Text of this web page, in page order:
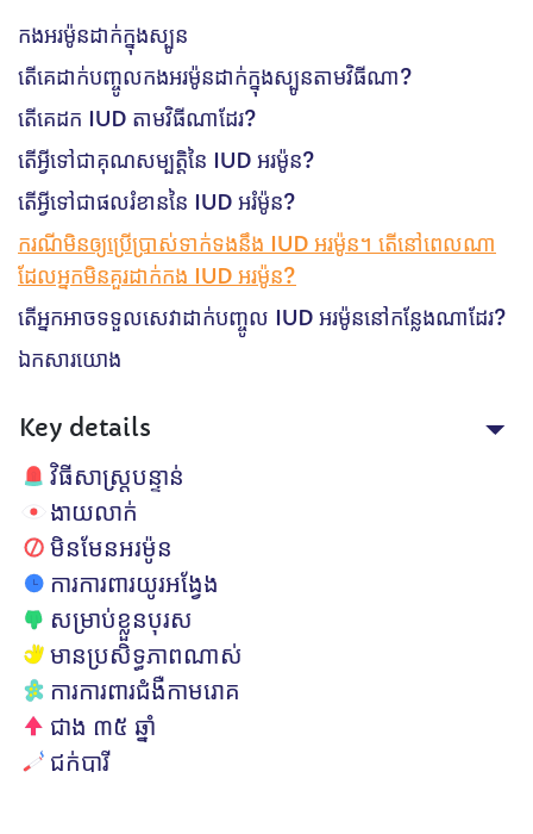
កងអរម៉ូនដាក់ក្នុងស្បូន
តើគេដាក់បញ្ចូលកងអរម៉ូនដាក់ក្នុងស្បូនតាមវិធីណា?
តើគេដក​ IUD តាមវិធីណាដែរ?
តើអ្វីទៅជាគុណសម្បត្តិនៃ IUD អរម៉ូន?
តើអ្វីទៅជាផលរំខាននៃ​ IUD អរំម៉ូន?
ករណីមិនឲ្យប្រើប្រាស់ទាក់ទងនឹង IUD អរម៉ូន។ តើនៅពេលណា
ដែលអ្នកមិនគួរដាក់កង IUD អរម៉ូន?
តើអ្នកអាចទទួលសេវាដាក់បញ្ចូល IUD អរម៉ូននៅកន្លែងណាដែរ?
ឯកសារយោង
Key details
វិធីសាស្ត្របន្ទាន់
ងាយលាក់
មិនមែនអរម៉ូន
ការការពារយូរអង្វែង
សម្រាប់ខ្លួនបុរស
មានប្រសិទ្ធភាពណាស់
ការការពារជំងឺកាមរោគ
ជាង ៣៥ ឆ្នាំ
ជក់បារី